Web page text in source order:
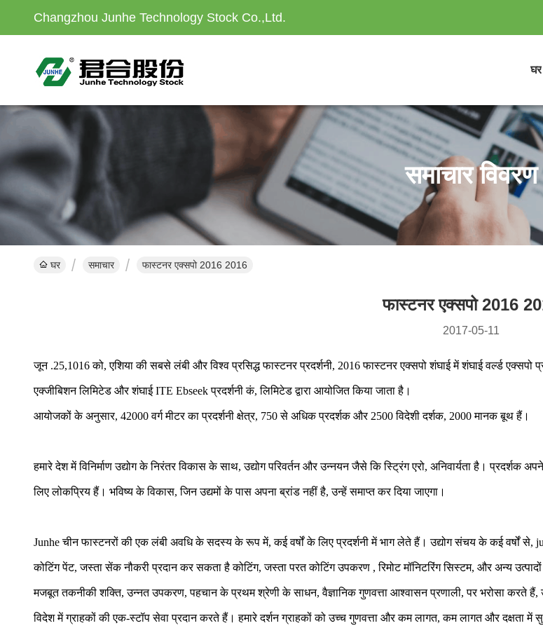
Changzhou Junhe Technology Stock Co.,Ltd.
घर
समाचार विवरण
घर समाचार फास्टनर एक्सपो 2016 2016
फास्टनर एक्सपो 2016
2017-05-11
जून .25,1016 को, एशिया की सबसे लंबी और विश्व प्रसिद्ध फास्टनर प्रदर्शनी, 2016 फास्टनर एक्सपो शंघाई में शंघाई वर्ल्ड
एक्जीबिशन लिमिटेड और शंघाई ITE Ebseek प्रदर्शनी कं, लिमिटेड द्वारा आयोजित किया जाता है।
आयोजकों के अनुसार, 42000 वर्ग मीटर का प्रदर्शनी क्षेत्र, 750 से अधिक प्रदर्शक और 2500 विदेशी दर्शक, 2000 मानक बूथ हैं।
हमारे देश में विनिर्माण उद्योग के निरंतर विकास के साथ, उद्योग परिवर्तन और उन्नयन जैसे कि स्ट्रिंग एरो, अनिवार्यता है। प्रदर्शक
लिए लोकप्रिय हैं। भविष्य के विकास, जिन उद्यमों के पास अपना ब्रांड नहीं है, उन्हें समाप्त कर दिया जाएगा।
Junhe चीन फास्टनरों की एक लंबी अवधि के सदस्य के रूप में, कई वर्षों के लिए प्रदर्शनी में भाग लेते हैं। उद्योग संचय के कई वर्षों से,
कोटिंग पेंट, जस्ता सेंक नौकरी प्रदान कर सकता है कोटिंग, जस्ता परत कोटिंग उपकरण , रिमोट मॉनिटरिंग सिस्टम, और अन्य
मजबूत तकनीकी शक्ति, उन्नत उपकरण, पहचान के प्रथम श्रेणी के साधन, वैज्ञानिक गुणवत्ता आश्वासन प्रणाली, पर भरोसा करते
विदेश में ग्राहकों की एक-स्टॉप सेवा प्रदान करते हैं। हमारे दर्शन ग्राहकों को उच्च गुणवत्ता और कम लागत, कम लागत और